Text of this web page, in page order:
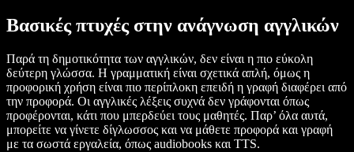
Βασικές πτυχές στην ανάγνωση αγγλικών
Παρά τη δημοτικότητα των αγγλικών, δεν είναι η πιο εύκολη
δεύτερη γλώσσα. Η γραμματική είναι σχετικά απλή, όμως η
προφορική χρήση είναι πιο περίπλοκη επειδή η γραφή διαφέρει από
την προφορά. Οι αγγλικές λέξεις συχνά δεν γράφονται όπως
προφέρονται, κάτι που μπερδεύει τους μαθητές. Παρ’ όλα αυτά,
μπορείτε να γίνετε δίγλωσσος και να μάθετε προφορά και γραφή
με τα σωστά εργαλεία, όπως audiobooks και TTS.